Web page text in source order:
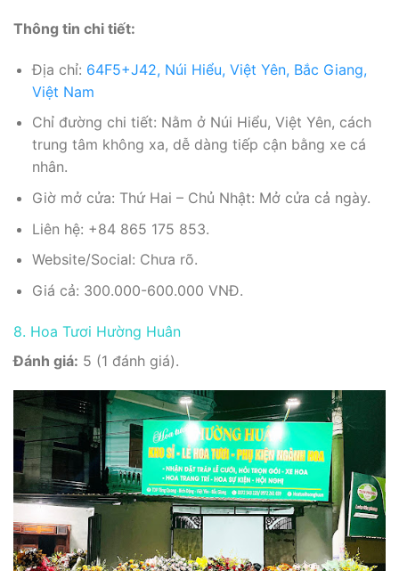
Thông tin chi tiết:
Địa chỉ: 64F5+J42, Núi Hiểu, Việt Yên, Bắc Giang,
Việt Nam
Chỉ đường chi tiết: Nằm ở Núi Hiểu, Việt Yên, cách
trung tâm không xa, dễ dàng tiếp cận bằng xe cá
nhân.
Giờ mở cửa: Thứ Hai – Chủ Nhật: Mở cửa cả ngày.
Liên hệ: +84 865 175 853.
Website/Social: Chưa rõ.
Giá cả: 300.000-600.000 VNĐ.
8. Hoa Tươi Hường Huân
Đánh giá: 5 (1 đánh giá).